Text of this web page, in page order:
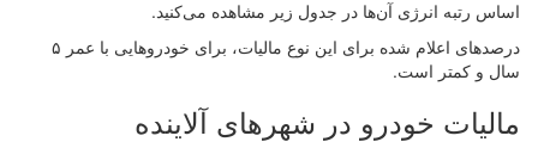
اساس رتبه انرژی آن‌ها در جدول زیر مشاهده می‌کنید.
درصدهای اعلام شده برای این نوع مالیات، برای خودروهایی با عمر ۵
سال و کمتر است.
مالیات خودرو در شهرهای آلاینده